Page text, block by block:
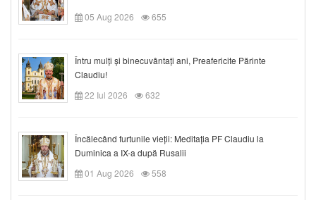
05 Aug 2026 655
Întru mulți și binecuvântați ani, Preafericite Părinte
Claudiu!
22 Iul 2026
632
Încălecând furtunile vieții: Meditația PF Claudiu la
Duminica a IX-a după Rusalii
01 Aug 2026
558